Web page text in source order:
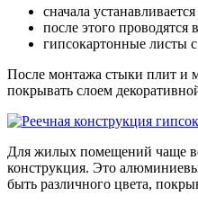
сначала
после этого проводятся
гипсокартонные листы
После монтажа стыки плит и
покрывать слоем
Для жилых помещений чаще
конструкция. Это
быть различного цвета,